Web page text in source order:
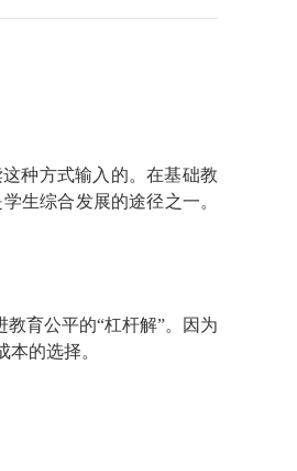
种方式输入的。在基础教
生综合发展的途径之一。
育公平的“杠杆解”。因为
的选择。